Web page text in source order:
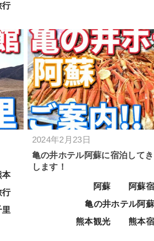
行
本
行
2024年2月23日
亀の井ホテル阿蘇に宿泊して
します！
阿蘇 阿蘇
亀の井ホテル阿蘇
熊本観光
熊本